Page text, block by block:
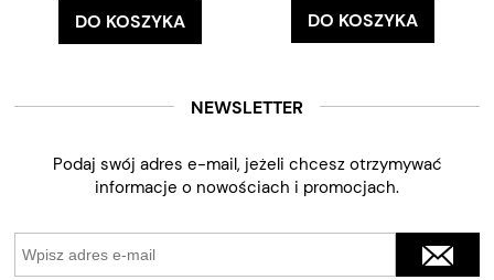
DO KOSZYKA DO KOSZYKA
NEWSLETTER
Podaj swój adres e-mail, jeżeli chcesz otrzymywać
informacje o nowościach i promocjach.